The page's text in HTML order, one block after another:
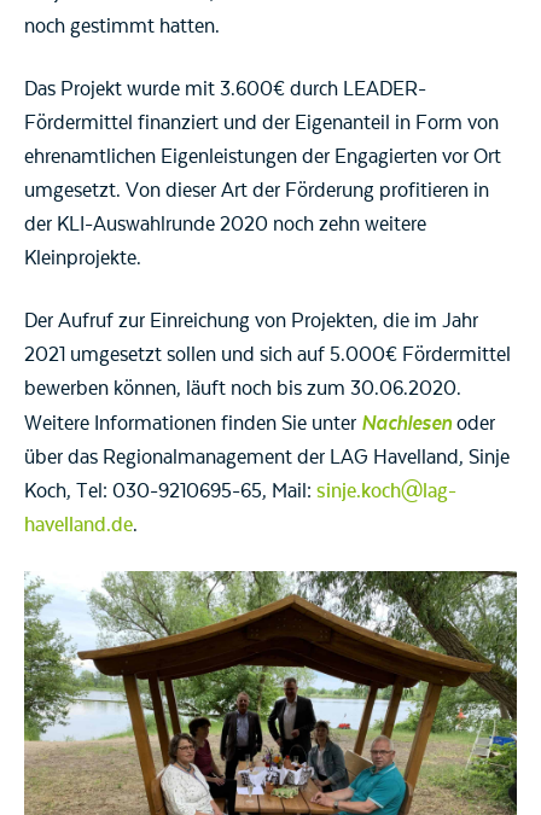
noch gestimmt hatten.
Das Projekt wurde mit 3.600€ durch LEADER-
Fördermittel finanziert und der Eigenanteil in Form von
ehrenamtlichen Eigenleistungen der Engagierten vor Ort
umgesetzt. Von dieser Art der Förderung profitieren in
der KLI-Auswahlrunde 2020 noch zehn weitere
Kleinprojekte.
Der Aufruf zur Einreichung von Projekten, die im Jahr
2021 umgesetzt sollen und sich auf 5.000€ Fördermittel
bewerben können, läuft noch bis zum 30.06.2020.
Weitere Informationen finden Sie unter Nachlesen oder
über das Regionalmanagement der LAG Havelland, Sinje
Koch, Tel: 030-9210695-65, Mail: sinje.koch@lag-
havelland.de.